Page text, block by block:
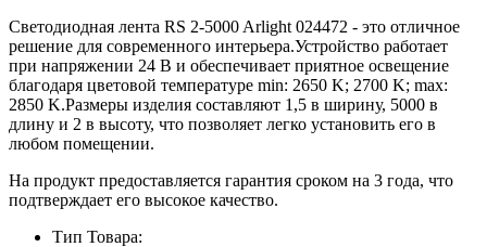
Светодиодная лента RS 2-5000 Arlight 024472 - это отличное
решение для современного интерьера.Устройство работает
при напряжении 24 В и обеспечивает приятное освещение
благодаря цветовой температуре min: 2650 K; 2700 K; max:
2850 K.Размеры изделия составляют 1,5 в ширину, 5000 в
длину и 2 в высоту, что позволяет легко установить его в
любом помещении.
На продукт предоставляется гарантия сроком на 3 года, что
подтверждает его высокое качество.
Тип Товара: